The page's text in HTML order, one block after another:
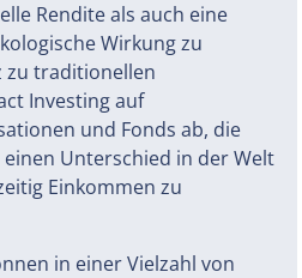
Rendite als auch eine
Wirkung zu
zu traditionellen
Investing auf
und Fonds ab, die
Unterschied in der Welt
Einkommen zu
in einer Vielzahl von